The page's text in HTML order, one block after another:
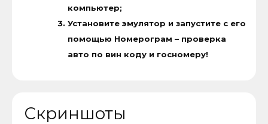
компьютер;
Установите эмулятор и запустите с его
помощью Номерограм – проверка
авто по вин коду и госномеру!
Скриншоты